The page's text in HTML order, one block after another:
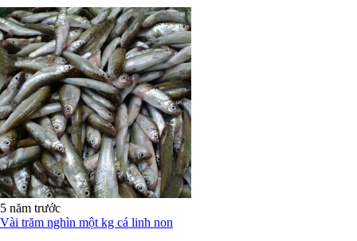
5 năm trước
Vài trăm nghìn một kg cá linh non